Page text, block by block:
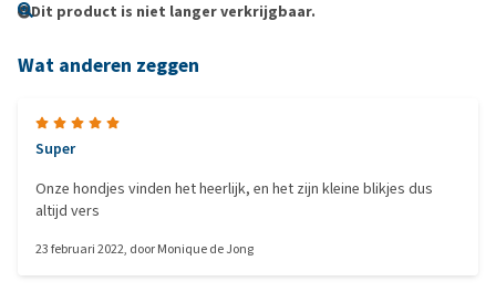
Dit product is niet langer verkrijgbaar.
Wat anderen zeggen
Super
Onze hondjes vinden het heerlijk, en het zijn kleine blikjes dus
altijd vers
23 februari 2022, doorMonique de Jong